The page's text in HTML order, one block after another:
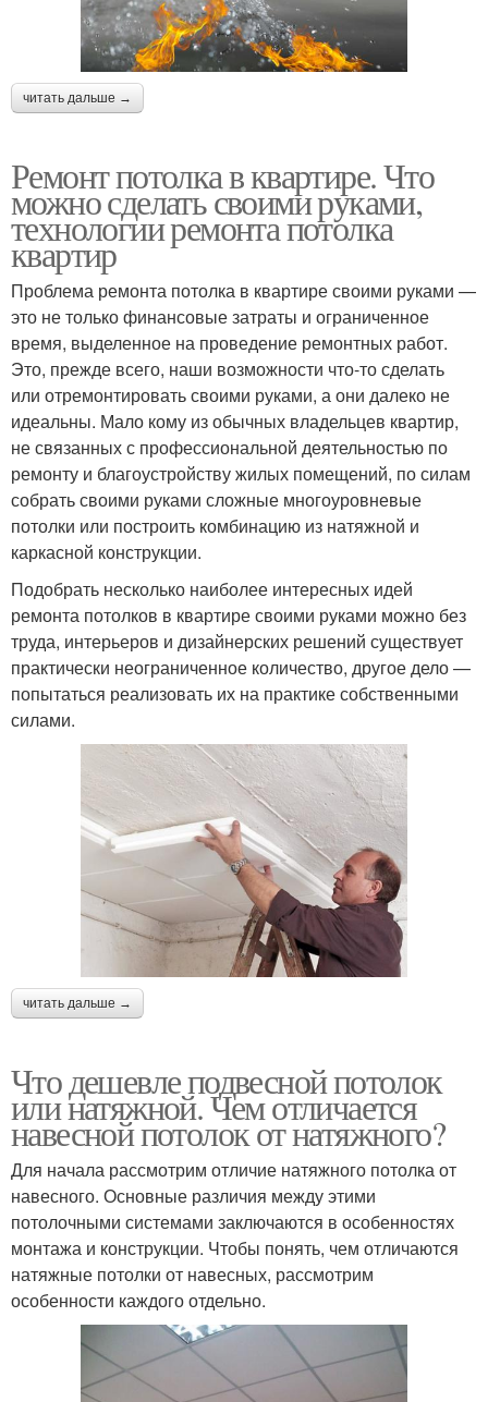
читать дальше →
Ремонт потолка в квартире. Что
можно сделать своими руками,
технологии ремонта потолка
квартир
Проблема ремонта потолка в квартире своими руками —
это не только финансовые затраты и ограниченное
время, выделенное на проведение ремонтных работ.
Это, прежде всего, наши возможности что-то сделать
или отремонтировать своими руками, а они далеко не
идеальны. Мало кому из обычных владельцев квартир,
не связанных с профессиональной деятельностью по
ремонту и благоустройству жилых помещений, по силам
собрать своими руками сложные многоуровневые
потолки или построить комбинацию из натяжной и
каркасной конструкции.
Подобрать несколько наиболее интересных идей
ремонта потолков в квартире своими руками можно без
труда, интерьеров и дизайнерских решений существует
практически неограниченное количество, другое дело —
попытаться реализовать их на практике собственными
силами.
читать дальше →
Что дешевле подвесной потолок
или натяжной. Чем отличается
навесной потолок от натяжного?
Для начала рассмотрим отличие натяжного потолка от
навесного. Основные различия между этими
потолочными системами заключаются в особенностях
монтажа и конструкции. Чтобы понять, чем отличаются
натяжные потолки от навесных, рассмотрим
особенности каждого отдельно.